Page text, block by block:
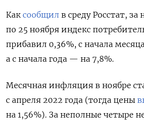
Как сообщил в среду Росстат, за
по 25 ноября индекс
прибавил 0,36%, с начала
а с начала года — на 7,8%.
Месячная инфляция в ноябре
с апреля 2022 года (тогда цены
на 1,56%). За неполные четыре